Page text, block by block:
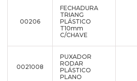
00206
FECHADURA
TRIANG
PLÁSTICO
T10mm
C/CHAVE
0021008
PUXADOR
RODAR
PLÁSTICO
PLANO